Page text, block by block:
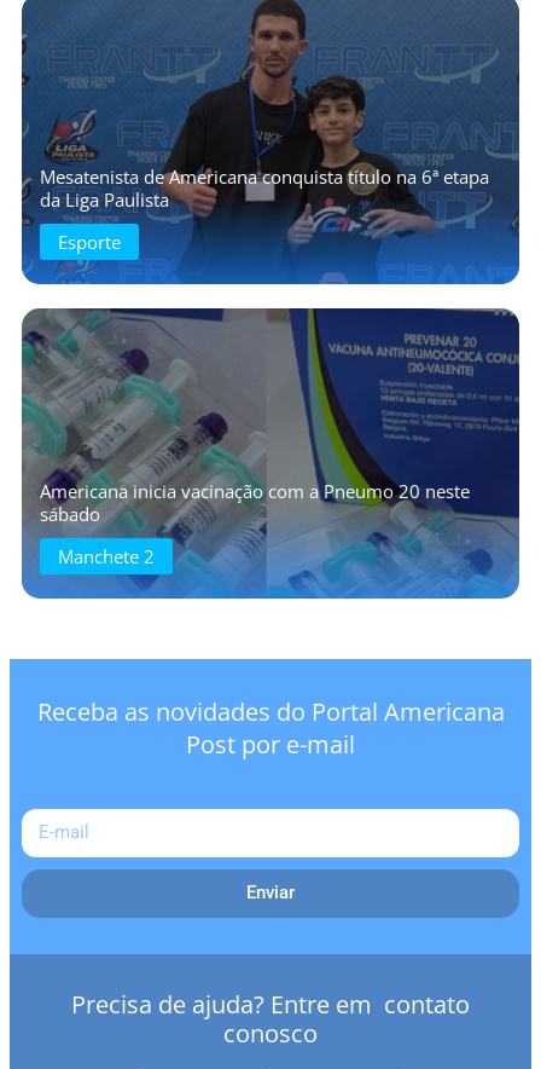
Mesatenista de Americana conquista título na 6ª etapa
da Liga Paulista
Esporte
Americana inicia vacinação com a Pneumo 20 neste
sábado
Manchete 2
Receba as novidades do Portal Americana
Post por e-mail
Enviar
Precisa de ajuda? Entre em contato
conosco